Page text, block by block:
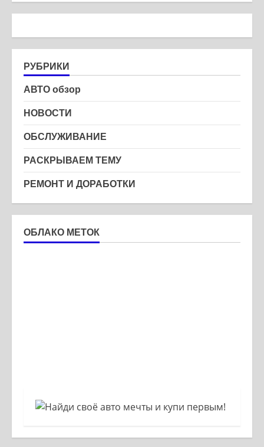
РУБРИКИ
АВТО обзор
НОВОСТИ
ОБСЛУЖИВАНИЕ
РАСКРЫВАЕМ ТЕМУ
РЕМОНТ И ДОРАБОТКИ
ОБЛАКО МЕТОК